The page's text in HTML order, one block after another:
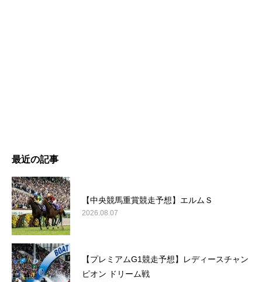
最近の記事
【中央競馬重賞競走予想】エルムＳ
2026.08.07
【プレミアムG1競走予想】レディースチャン
ピオン ドリーム戦